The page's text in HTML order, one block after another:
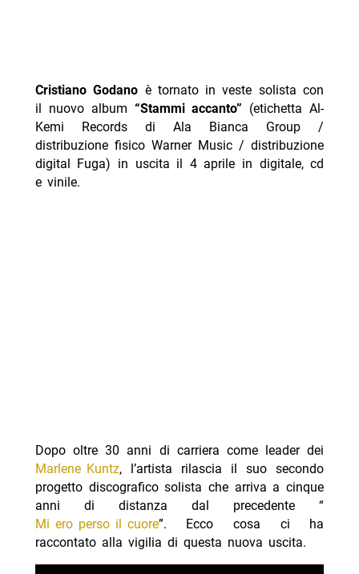
Cristiano Godano è tornato in veste solista con
il nuovo album “Stammi accanto” (etichetta Al-
Kemi Records di Ala Bianca Group /
distribuzione fisico Warner Music / distribuzione
digital Fuga) in uscita il 4 aprile in digitale, cd
e vinile.
Dopo oltre 30 anni di carriera come leader dei
Marlene Kuntz, l’artista rilascia il suo secondo
progetto discografico solista che arriva a cinque
anni di distanza dal precedente “
Mi ero perso il cuore”. Ecco cosa ci ha
raccontato alla vigilia di questa nuova uscita.